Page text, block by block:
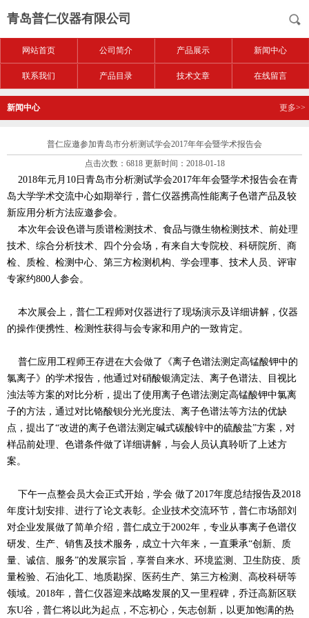
青岛普仁仪器有限公司
网站首页 公司简介 产品展示 新闻中心
联系我们 产品目录 技术文章 在线留言
新闻中心 更多>>
普仁应邀参加青岛市分析测试学会2017年年会暨学术报告会
点击次数：6818 更新时间：2018-01-18
2018年元月10日青岛市分析测试学会2017年年会暨学术报告会在青
岛大学学术交流中心如期举行，普仁仪器携高性能离子色谱产品及较
新应用分析方法应邀参会。
本次年会设色谱与质谱检测技术、食品与微生物检测技术、前处理
技术、综合分析技术、四个分会场，有来自大专院校、科研院所、商
检、质检、检测中心、第三方检测机构、学会理事、技术人员、评审
专家约800人参会。
本次展会上，普仁工程师对仪器进行了现场演示及详细讲解，仪器
的操作便携性、检测性获得与会专家和用户的一致肯定。
普仁应用工程师王存进在大会做了《离子色谱法测定高锰酸钾中的
氯离子》的学术报告，他通过对硝酸银滴定法、离子色谱法、目视比
浊法等方案的对比分析，提出了使用离子色谱法测定高锰酸钾中氯离
子的方法，通过对比铬酸钡分光光度法、离子色谱法等方法的优缺
点，提出了“改进的离子色谱法测定碱式碳酸锌中的硫酸盐”方案，对
样品前处理、色谱条件做了详细讲解，与会人员认真聆听了上述方
案。
下午一点整会员大会正式开始，学会 做了2017年度总结报告及2018
年度计划安排、进行了论文表彰。企业技术交流环节，普仁市场部刘
对企业发展做了简单介绍，普仁成立于2002年，专业从事离子色谱仪
研发、生产、销售及技术服务，成立十六年来，一直秉承“创新、质
量、诚信、服务”的发展宗旨，享誉自来水、环境监测、卫生防疫、质
量检验、石油化工、地质勘探、医药生产、第三方检测、高校科研等
领域。2018年，普仁仪器迎来战略发展的又一里程碑，乔迁高新区联
东U谷，普仁将以此为起点，不忘初心，矢志创新，以更加饱满的热